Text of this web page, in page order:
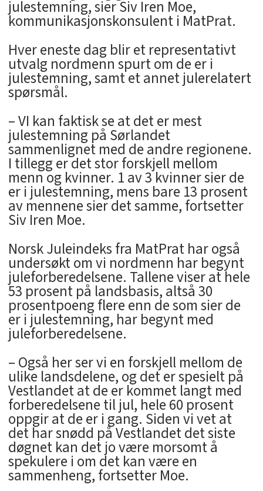
julestemning, sier Siv Iren Moe,
kommunikasjonskonsulent i MatPrat.
Hver eneste dag blir et representativt
utvalg nordmenn spurt om de er i
julestemning, samt et annet julerelatert
spørsmål.
– VI kan faktisk se at det er mest
julestemning på Sørlandet
sammenlignet med de andre regionene.
I tillegg er det stor forskjell mellom
menn og kvinner. 1 av 3 kvinner sier de
er i julestemning, mens bare 13 prosent
av mennene sier det samme, fortsetter
Siv Iren Moe.
Norsk Juleindeks fra MatPrat har også
undersøkt om vi nordmenn har begynt
juleforberedelsene. Tallene viser at hele
53 prosent på landsbasis, altså 30
prosentpoeng flere enn de som sier de
er i julestemning, har begynt med
juleforberedelsene.
– Også her ser vi en forskjell mellom de
ulike landsdelene, og det er spesielt på
Vestlandet at de er kommet langt med
forberedelsene til jul, hele 60 prosent
oppgir at de er i gang. Siden vi vet at
det har snødd på Vestlandet det siste
døgnet kan det jo være morsomt å
spekulere i om det kan være en
sammenheng, fortsetter Moe.